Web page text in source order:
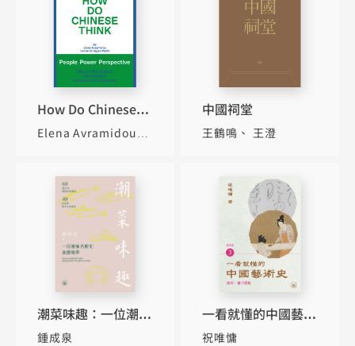
How Do Chinese
Think?
Elena Avramidou
中國祠堂
王鶴鳴 王澄
潮菜味趣：一位潮汕
名廚的食膳隨筆
鍾成泉
一看就懂的中國藝術
史．書畫卷3（盛
祝唯慵